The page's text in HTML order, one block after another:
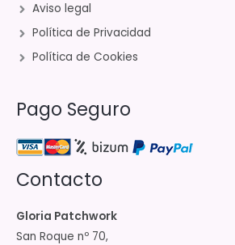
Aviso legal
Política de Privacidad
Política de Cookies
Pago Seguro
Contacto
Gloria Patchwork
San Roque nº 70,